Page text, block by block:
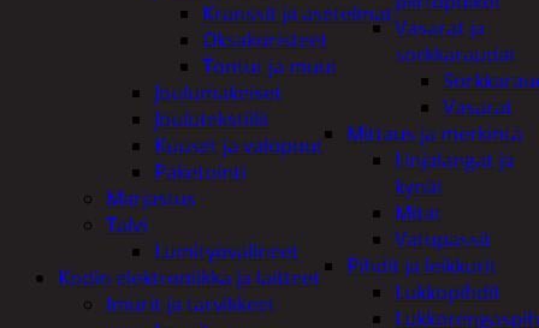
Vasarat ja
sorkkaraudat
Vasarat
Mittaus ja merkintä
Linjalangat ja
kynät
Mitat
Vatupassit
Pihdit ja leikkurit
Lukkopihdit
Kranssit ja asetelmat
Oksakoristeet
Tontut ja muut
Joulumakeiset
Joulutekstiilit
Kuuset ja valopuut
Paketointi
Marjastus
Talvi
Lumityövälineet
Kodin elektroniikka ja laitteet
Imurit ja tarvikkeet